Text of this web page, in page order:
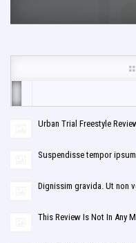
Urban Trial Freestyle
Suspendisse tempor
Dignissim gravida. Ut non
This Review Is Not In Any